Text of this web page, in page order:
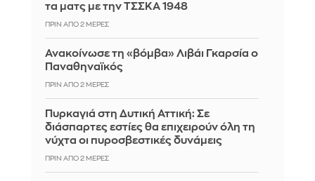
τα ματς με την ΤΣΣΚΑ 1948
ΠΡΙΝ ΑΠΌ 2 ΜΈΡΕΣ
Ανακοίνωσε τη «βόμβα» Λιβάι Γκαρσία ο
Παναθηναϊκός
ΠΡΙΝ ΑΠΌ 2 ΜΈΡΕΣ
Πυρκαγιά στη Δυτική Αττική: Σε
διάσπαρτες εστίες θα επιχειρούν όλη τη
νύχτα οι πυροσβεστικές δυνάμεις
ΠΡΙΝ ΑΠΌ 2 ΜΈΡΕΣ